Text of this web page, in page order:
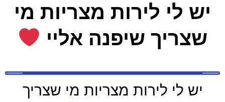
יש לי לירות מצריות מי
שצריך שיפנה אליי
יש לי לירות מצריות מי שצריך